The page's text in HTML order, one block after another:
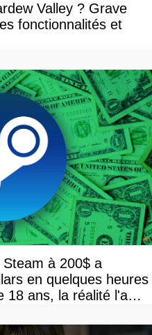
Valley ? Grave
fonctionnalités et
à 200$ a
en quelques heures
18 ans, la réalité l'a